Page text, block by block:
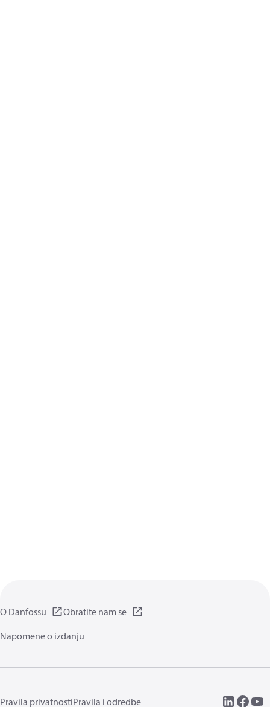
O Danfossu
Obratite nam se
Napomene o izdanju
Pravila privatnostiPravila i odredbe